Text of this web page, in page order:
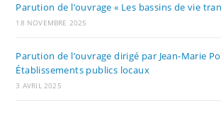
Parution de l’ouvrage « Les bassins de vie
18 NOVEMBRE 2025
Parution de l’ouvrage dirigé par Jean-Marie
Établissements publics locaux
3 AVRIL 2025